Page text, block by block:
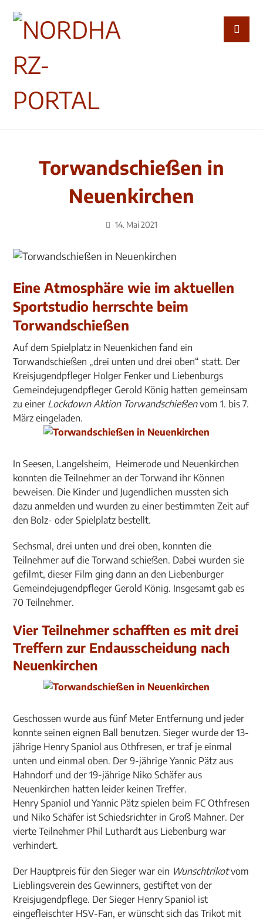
Torwandschießen in
Neuenkirchen
14. Mai 2021
Eine Atmosphäre wie im aktuellen
Sportstudio herrschte beim
Torwandschießen
Auf dem Spielplatz in Neuenkichen fand ein
Torwandschießen „drei unten und drei oben“ statt. Der
Kreisjugendpfleger Holger Fenker und Liebenburgs
Gemeindejugendpfleger Gerold König hatten gemeinsam
zu einer Lockdown Aktion Torwandschießenvom 1. bis 7.
März eingeladen.
In Seesen, Langelsheim, Heimerode und Neuenkirchen
konnten die Teilnehmer an der Torwand ihr Können
beweisen. Die Kinder und Jugendlichen mussten sich
dazu anmelden und wurden zu einer bestimmten Zeit auf
den Bolz- oder Spielplatz bestellt.
Sechsmal, drei unten und drei oben, konnten die
Teilnehmer auf die Torwand schießen. Dabei wurden sie
gefilmt, dieser Film ging dann an den Liebenburger
Gemeindejugendpfleger Gerold König. Insgesamt gab es
70 Teilnehmer.
Vier Teilnehmer schafften es mit drei
Treffern zur Endausscheidung nach
Neuenkirchen
Geschossen wurde aus fünf Meter Entfernung und jeder
konnte seinen eignen Ball benutzen. Sieger wurde der 13-
jährige Henry Spaniol aus Othfresen, er traf je einmal
unten und einmal oben. Der 9-jährige Yannic Pätz aus
Hahndorf und der 19-jährige Niko Schäfer aus
Neuenkirchen hatten leider keinen Treffer.
Henry Spaniol und Yannic Pätz spielen beim FC Othfresen
und Niko Schäfer ist Schiedsrichter in Groß Mahner. Der
vierte Teilnehmer Phil Luthardt aus Liebenburg war
verhindert.
Der Hauptpreis für den Sieger war ein Wunschtrikotvom
Lieblingsverein des Gewinners, gestiftet von der
Kreisjugendpflege. Der Sieger Henry Spaniol ist
eingefleischter HSV-Fan, er wünscht sich das Trikot mit